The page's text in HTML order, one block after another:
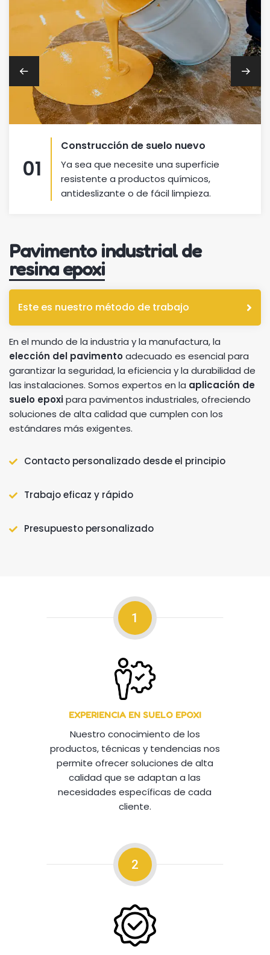
01
Construcción de suelo nuevo
Ya sea que necesite una superficie
resistente a productos químicos,
antideslizante o de fácil limpieza.
Pavimento industrial de
resina epoxi
Este es nuestro método de trabajo
En el mundo de la industria y la manufactura, la
elección del pavimentoadecuado es esencial para
garantizar la seguridad, la eficiencia y la durabilidad de
las instalaciones. Somos expertos en la aplicación de
suelo epoxipara pavimentos industriales, ofreciendo
soluciones de alta calidad que cumplen con los
estándares más exigentes.
Contacto personalizado desde el principio
Trabajo eficaz y rápido
Presupuesto personalizado
1
EXPERIENCIA EN SUELO EPOXI
Nuestro conocimiento de los
productos, técnicas y tendencias nos
permite ofrecer soluciones de alta
calidad que se adaptan a las
necesidades específicas de cada
cliente.
2